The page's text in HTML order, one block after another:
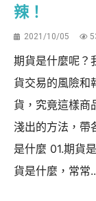
辣！
2021/10/05
期貨是什麼呢？
貨交易的風險和
貨，究竟這樣商
淺出的方法，帶
是什麼 01.期貨
貨是什麼，常常